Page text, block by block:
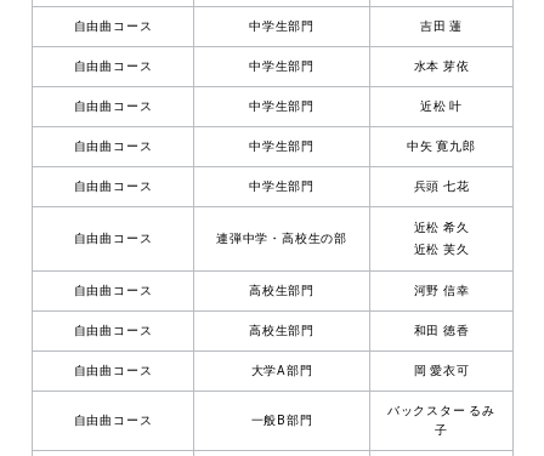
自由曲コース 中学生部門 吉田 蓮
自由曲コース 中学生部門 水本 芽依
自由曲コース 中学生部門 近松 叶
自由曲コース 中学生部門 中矢 寛九郎
自由曲コース 中学生部門 兵頭 七花
自由曲コース 連弾中学・高校生の部
近松 希久
近松 芙久
自由曲コース 高校生部門 河野 信幸
自由曲コース 高校生部門 和田 徳香
自由曲コース 大学A部門 岡 愛衣可
自由曲コース 一般B部門
バックスター るみ
子